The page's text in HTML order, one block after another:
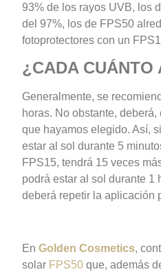
93% de los rayos UVB, los
del 97%, los de FPS50
fotoprotectores con un
¿CADA CUÁNTO
Generalmente, se
horas. No obstante,
que hayamos elegido. Así,
estar al sol durante 5
FPS15, tendrá 15 veces
podrá estar al sol durante 1
deberá repetir la aplicación
En Golden Cosmetics,
solar FPS50que, además